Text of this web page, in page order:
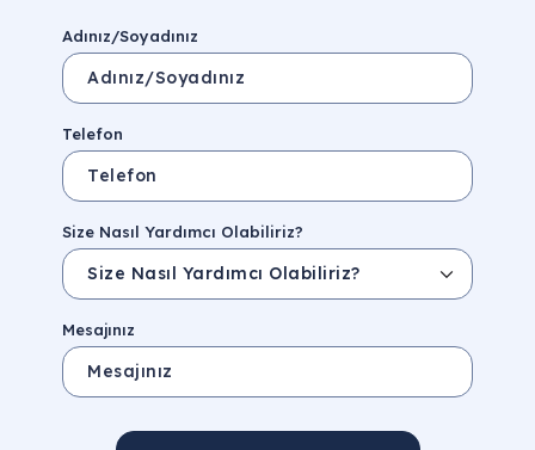
Adınız/Soyadınız
Telefon
Size Nasıl Yardımcı Olabiliriz?
Mesajınız